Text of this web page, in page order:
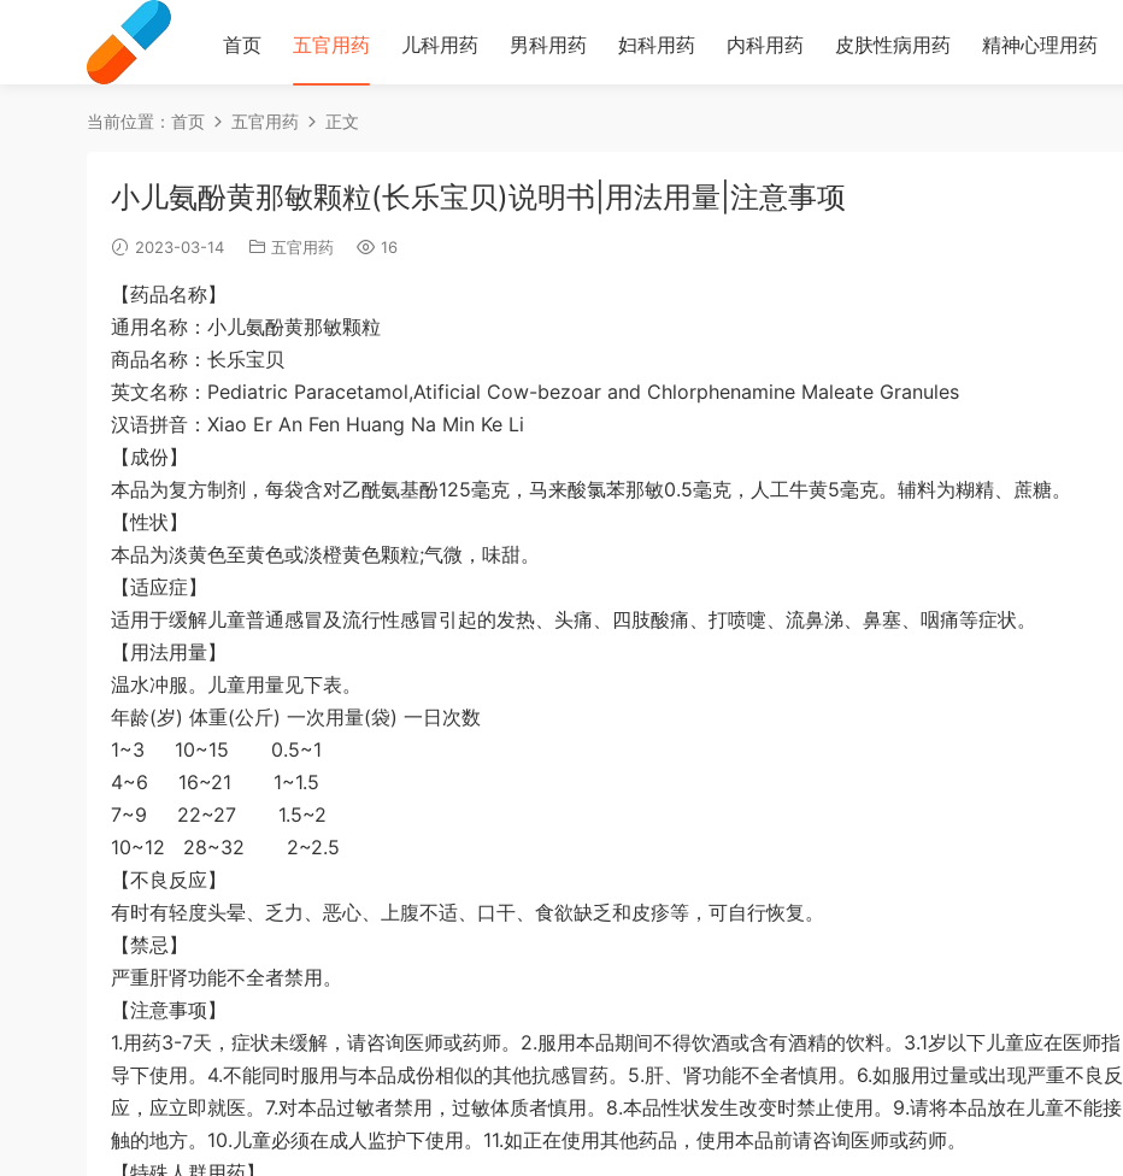
首页 五官用药 儿科用药 男科用药 妇科用药 内科用药 皮肤性病用药 精神心理用药
当前位置： 首页 五官用药 正文
小儿氨酚黄那敏颗粒(长乐宝贝)说明书|用法用量|注意事项
2023-03-14 五官用药 16
【药品名称】
通用名称：小儿氨酚黄那敏颗粒
商品名称：长乐宝贝
英文名称：Pediatric Paracetamol,Atificial Cow-bezoar and Chlorphenamine Maleate Granules
汉语拼音：Xiao Er An Fen Huang Na Min Ke Li
【成份】
本品为复方制剂，每袋含对乙酰氨基酚125毫克，马来酸氯苯那敏0.5毫克，人工牛黄5毫克。辅料为糊精、蔗糖。
【性状】
本品为淡黄色至黄色或淡橙黄色颗粒;气微，味甜。
【适应症】
适用于缓解儿童普通感冒及流行性感冒引起的发热、头痛、四肢酸痛、打喷嚏、流鼻涕、鼻塞、咽痛等症状。
【用法用量】
温水冲服。儿童用量见下表。
年龄(岁) 体重(公斤) 一次用量(袋) 一日次数
1~3 10~15 0.5~1
4~6 16~21 1~1.5
7~9 22~27 1.5~2
10~12 28~32 2~2.5
【不良反应】
有时有轻度头晕、乏力、恶心、上腹不适、口干、食欲缺乏和皮疹等，可自行恢复。
【禁忌】
严重肝肾功能不全者禁用。
【注意事项】
1.用药3-7天，症状未缓解，请咨询医师或药师。2.服用本品期间不得饮酒或含有酒精的饮料。3.1岁以下儿童应在医师指
导下使用。4.不能同时服用与本品成份相似的其他抗感冒药。5.肝、肾功能不全者慎用。6.如服用过量或出现严重不良反
应，应立即就医。7.对本品过敏者禁用，过敏体质者慎用。8.本品性状发生改变时禁止使用。9.请将本品放在儿童不能接
触的地方。10.儿童必须在成人监护下使用。11.如正在使用其他药品，使用本品前请咨询医师或药师。